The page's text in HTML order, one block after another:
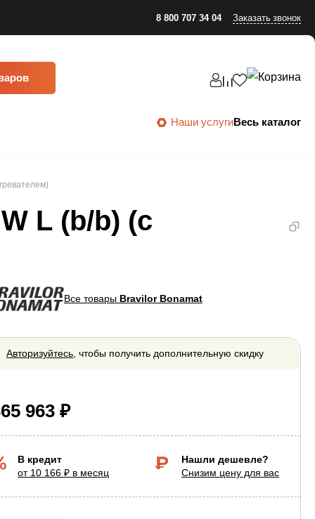
8 800 707 34 04 Заказать звонок
Наши услугиВесь каталог
L (b/b) (с
Все товары Bravilor Bonamat
Авторизуйтесь, чтобы получить дополнительную скидку
963 ₽
В кредит
от 10 166 ₽ в месяц
Нашли дешевле?
Снизим цену для вас